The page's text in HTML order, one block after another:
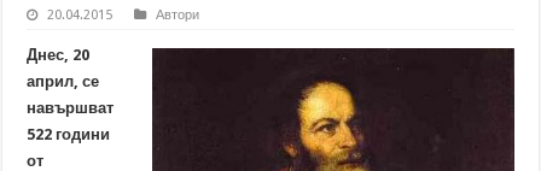
20.04.2015 Автори
Днес, 20
април, се
навършват
522 години
от